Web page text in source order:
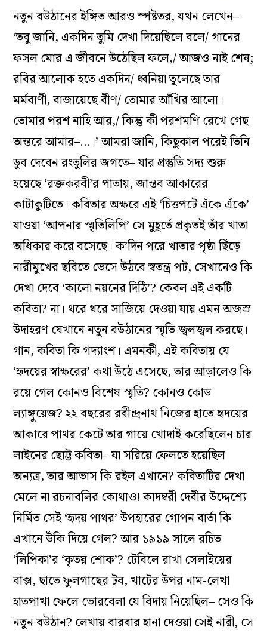
নতুন বউঠানের ইঙ্গিত আরও স্পষ্টতর, যখন লেখেন–
‘তবু জানি, একদিন তুমি দেখা দিয়েছিলে বলে/ গানের
ফসল মোর এ জীবনে উঠেছিল ফলে,/ আজও নাই শেষ;
রবির আলোক হতে একদিন/ ধ্বনিয়া তুলেছে তার
মর্মবাণী, বাজায়েছে বীণ/ তোমার আঁখির আলো।
তোমার পরশ নাহি আর,/ কিন্তু কী পরশমণি রেখে গেছ
অন্তরে আমার–…।’ আমরা জানি, কিছুকাল পরেই তিনি
ডুব দেবেন রংতুলির জগতে– যার প্রস্তুতি সদ্য শুরু
হয়েছে ‘রক্তকরবী’র পাতায়, জান্তব আকারের
কাটাকুটিতে। কবিতার অক্ষরে এই ‘চিত্তপটে এঁকে এঁকে’
যাওয়া ‘আপনার স্মৃতিলিপি’ সে মুহূর্তে প্রকৃতই তাঁর খাতা
অধিকার করে বসেছে। ক’দিন পরে খাতার পৃষ্ঠা ছিঁড়ে
নারীমুখের ছবিতে ভেসে উঠবে স্বতন্ত্র পট, সেখানেও কি
দেখা দেবে ‘কালো নয়নের দিঠি’? কেবল এই একটি
কবিতা? না। থরে থরে সাজিয়ে দেওয়া যায় এমন অজস্র
উদাহরণ যেখানে নতুন বউঠানের স্মৃতি জ্বলজ্বল করছে।
গান, কবিতা কি গদ্যাংশ। এমনকী, এই কবিতায় যে
‘হৃদয়ের স্বাক্ষরের’ কথা উঠে এসেছে, তার আড়ালেও কি
রয়ে গেল কোনও বিশেষ স্মৃতি? কোনও কোড
ল্যাঙ্গুয়েজ? ২২ বছরের রবীন্দ্রনাথ নিজের হাতে হৃদয়ের
আকারে পাথর কেটে তার গায়ে খোদাই করেছিলেন চার
লাইনের ছোট্ট কবিতা– যা সরিয়ে ফেলতে হয়েছিল
অন্যত্র, তার আভাস কি রইল এখানে? কবিতাটির দেখা
মেলে না রচনাবলির কোথাও! কাদম্বরী দেবীর উদ্দেশ্যে
নির্মিত সেই ‘হৃদয় পাথর’ উপহারের গোপন বার্তা কি
এখানে উঁকি দিয়ে গেল? আর ১৯১৯ সালে রচিত
‘লিপিকা’র ‘কৃতঘ্ন শোক’? টেবিলে রাখা সেলাইয়ের
বাক্স, ছাতে ফুলগাছের টব, খাটের উপর নাম-লেখা
হাতপাখা ফেলে ভোরবেলা যে বিদায় নিয়েছিল– সেও কি
নতুন বউঠান? লেখায় বারবার হানা দেওয়া সেই নারী, সে